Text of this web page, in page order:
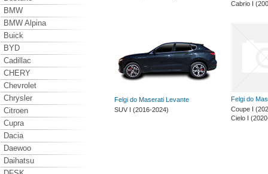
BMW
BMW Alpina
Buick
BYD
Cadillac
CHERY
Chevrolet
Chrysler
Citroen
Cupra
Dacia
Daewoo
Daihatsu
Cabrio I
Felgi do Maserati Levante
SUV I (2016-2024)
Felgi do
Coupe I
Cielo I